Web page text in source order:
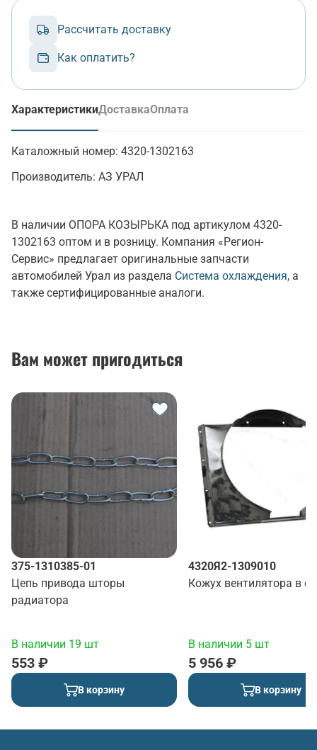
Рассчитать доставку
Как оплатить?
Характеристики
(активная вкладка)
ДоставкаОплата
Каталожный номер: 4320-1302163
Производитель: АЗ УРАЛ
В наличии ОПОРА КОЗЫРЬКА под артикулом 4320-
1302163 оптом и в розницу. Компания «Регион-
Сервис» предлагает оригинальные запчасти
автомобилей Урал из раздела Система охлаждения, а
также сертифицированные аналоги.
Вам может пригодиться
375-1310385-01
Цепь привода шторы
радиатора
В наличии 19 шт
553 ₽
В корзину
4320Я2-1309010
Кожух вентилятора в
В наличии 5 шт
5 956 ₽
В корзину